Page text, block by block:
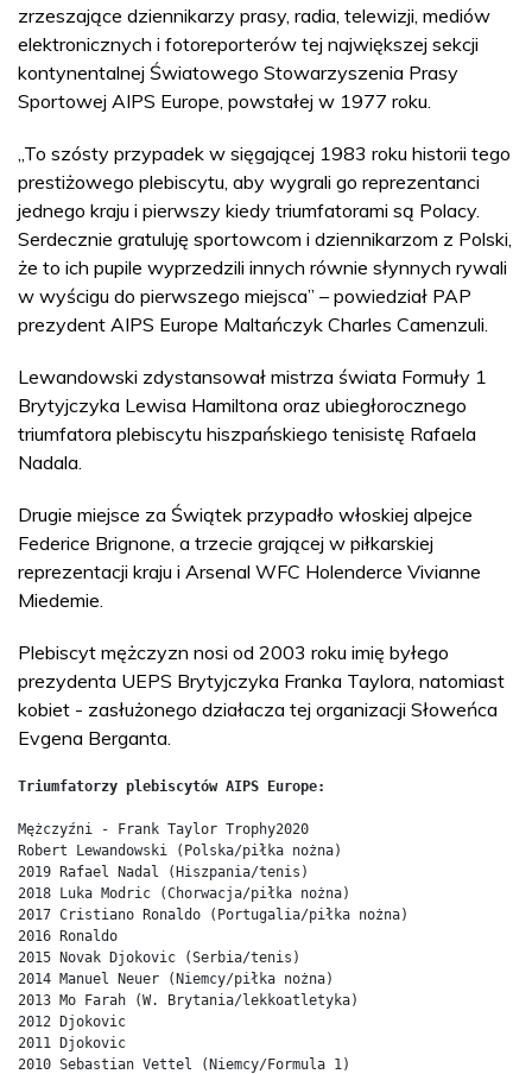
zrzeszające dziennikarzy prasy, radia, telewizji, mediów
elektronicznych i fotoreporterów tej największej sekcji
kontynentalnej Światowego Stowarzyszenia Prasy
Sportowej AIPS Europe, powstałej w 1977 roku.
„To szósty przypadek w sięgającej 1983 roku historii tego
prestiżowego plebiscytu, aby wygrali go reprezentanci
jednego kraju i pierwszy kiedy triumfatorami są Polacy.
Serdecznie gratuluję sportowcom i dziennikarzom z Polski,
że to ich pupile wyprzedzili innych równie słynnych rywali
w wyścigu do pierwszego miejsca” – powiedział PAP
prezydent AIPS Europe Maltańczyk Charles Camenzuli.
Lewandowski zdystansował mistrza świata Formuły 1
Brytyjczyka Lewisa Hamiltona oraz ubiegłorocznego
triumfatora plebiscytu hiszpańskiego tenisistę Rafaela
Nadala.
Drugie miejsce za Świątek przypadło włoskiej alpejce
Federice Brignone, a trzecie grającej w piłkarskiej
reprezentacji kraju i Arsenal WFC Holenderce Vivianne
Miedemie.
Plebiscyt mężczyzn nosi od 2003 roku imię byłego
prezydenta UEPS Brytyjczyka Franka Taylora, natomiast
kobiet - zasłużonego działacza tej organizacji Słoweńca
Evgena Berganta.
Mężczyźni - Frank Taylor Trophy2020
Robert Lewandowski (Polska/piłka nożna)
2019 Rafael Nadal (Hiszpania/tenis)
2018 Luka Modric (Chorwacja/piłka nożna)
2017 Cristiano Ronaldo (Portugalia/piłka nożna)
2016 Ronaldo
2015 Novak Djokovic (Serbia/tenis)
2014 Manuel Neuer (Niemcy/piłka nożna)
2013 Mo Farah (W. Brytania/lekkoatletyka)
2012 Djokovic
2011 Djokovic
2010 Sebastian Vettel (Niemcy/Formula 1)